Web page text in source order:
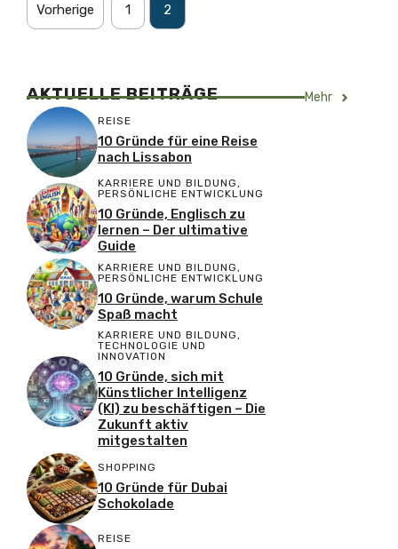
Vorherige 1 2
AKTUELLE BEITRÄGE Mehr
REISE
10 Gründe für eine Reise
nach Lissabon
KARRIERE UND BILDUNG,
PERSÖNLICHE ENTWICKLUNG
10 Gründe, Englisch zu
lernen – Der ultimative
Guide
KARRIERE UND BILDUNG ,
PERSÖNLICHE ENTWICKLUNG
10 Gründe, warum Schule
Spaß macht
KARRIERE UND BILDUNG,
TECHNOLOGIE UND
INNOVATION
10 Gründe, sich mit
Künstlicher Intelligenz
(KI) zu beschäftigen – Die
Zukunft aktiv
mitgestalten
SHOPPING
10 Gründe für Dubai
Schokolade
REISE